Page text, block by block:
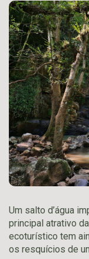
Um salto d’água
principal atrativo
ecoturístico tem
os resquícios de